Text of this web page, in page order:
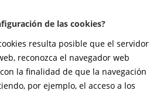
de las cookies?
resulta posible que el servidor
reconozca el navegador web
la finalidad de que la navegación
por ejemplo, el acceso a los